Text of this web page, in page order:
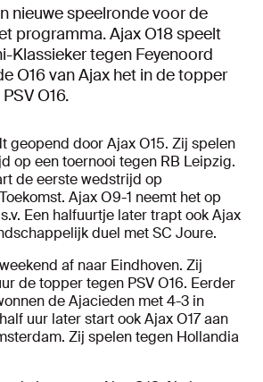
nieuwe speelronde voor de
programma. Ajax O18 speelt
Klassieker tegen Feyenoord
O16 van Ajax het in de topper
O16.
geopend door Ajax O15. Zij spelen
op een toernooi tegen RB Leipzig.
de eerste wedstrijd op
Ajax O9-1 neemt het op
Een halfuurtje later trapt ook Ajax
duel met SC Joure.
af naar Eindhoven. Zij
de topper tegen PSV O16. Eerder
de Ajacieden met 4-3 in
uur later start ook Ajax O17 aan
Zij spelen tegen Hollandia